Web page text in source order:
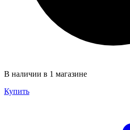
В наличии в 1 магазине
Купить